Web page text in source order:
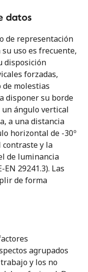
datos
de representación
uso es frecuente,
disposición
forzadas,
molestias
disponer su borde
ángulo vertical
a una distancia
horizontal de -30º
contraste y la
de luminancia
29241.3). Las
de forma
agrupados
y los no